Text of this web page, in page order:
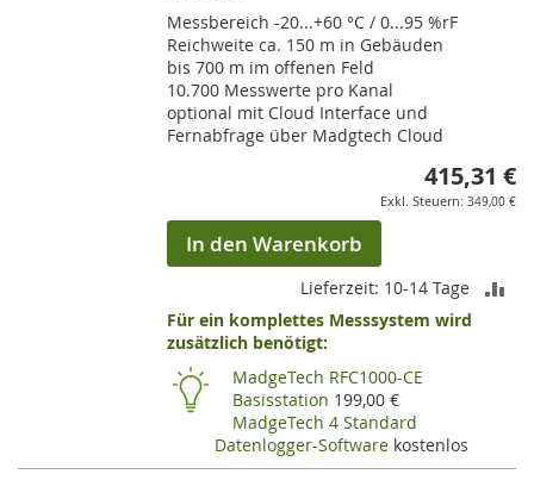
Messbereich -20...+60 °C / 0...95 %rF
Reichweite ca. 150 m in Gebäuden
bis 700 m im offenen Feld
10.700 Messwerte pro Kanal
optional mit Cloud Interface und
Fernabfrage über Madgtech Cloud
415,31 €
349,00 €
In den Warenkorb
Lieferzeit: 10-14 Tage
Für ein komplettes Messsystem wird
zusätzlich benötigt:
MadgeTech RFC1000-CE
Basisstation 199,00 €
MadgeTech 4 Standard
Datenlogger-Software kostenlos